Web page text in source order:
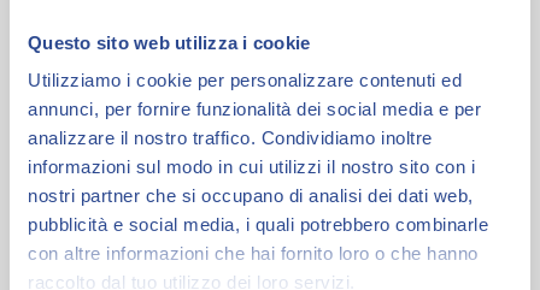
Questo sito web utilizza i cookie
Utilizziamo i cookie per personalizzare contenuti ed
annunci, per fornire funzionalità dei social media e per
analizzare il nostro traffico. Condividiamo inoltre
informazioni sul modo in cui utilizzi il nostro sito con i
nostri partner che si occupano di analisi dei dati web,
pubblicità e social media, i quali potrebbero combinarle
con altre informazioni che hai fornito loro o che hanno
raccolto dal tuo utilizzo dei loro servizi.
presentare il portfolio “Le Dive del Cinema” di
Massimo Rotundo, su cui sarà…
Leggi
dive